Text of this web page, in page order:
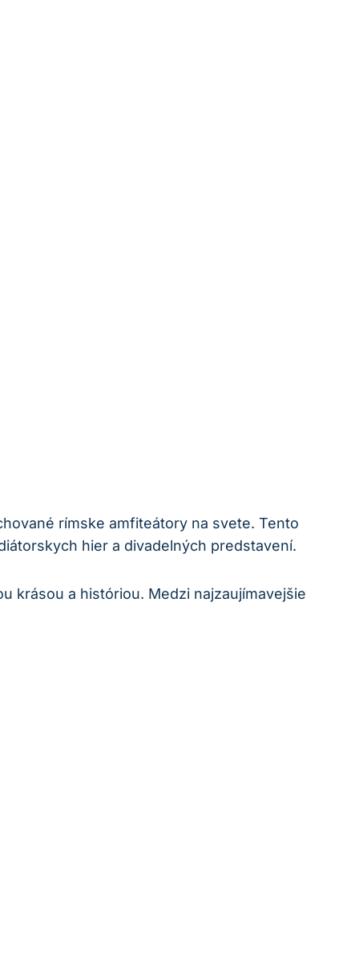
rímske amfiteátory na svete. Tento
hier a divadelných predstavení.
krásou a históriou. Medzi najzaujímavejšie